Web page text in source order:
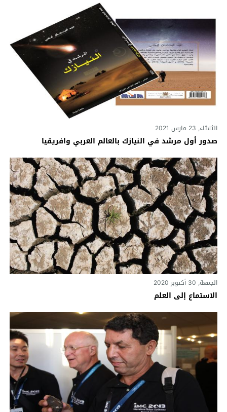
الثلاثاء, 23 مارس 2021
صدور أول مرشد في النيازك بالعالم العربي وافريقيا
الجمعة, 30 أكتوبر 2020
الاستماع إلى العلم